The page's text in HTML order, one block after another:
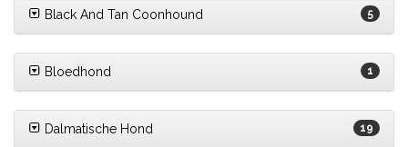
Black And Tan Coonhound 5
Bloedhond 1
Dalmatische Hond 19